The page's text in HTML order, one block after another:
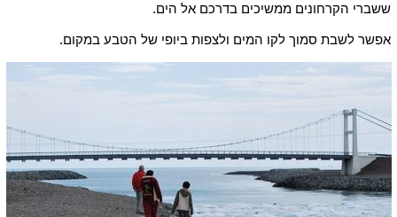
ששברי הקרחונים ממשיכים בדרכם אל הים.
אפשר לשבת סמוך לקו המים ולצפות ביופי של הטבע במקום.